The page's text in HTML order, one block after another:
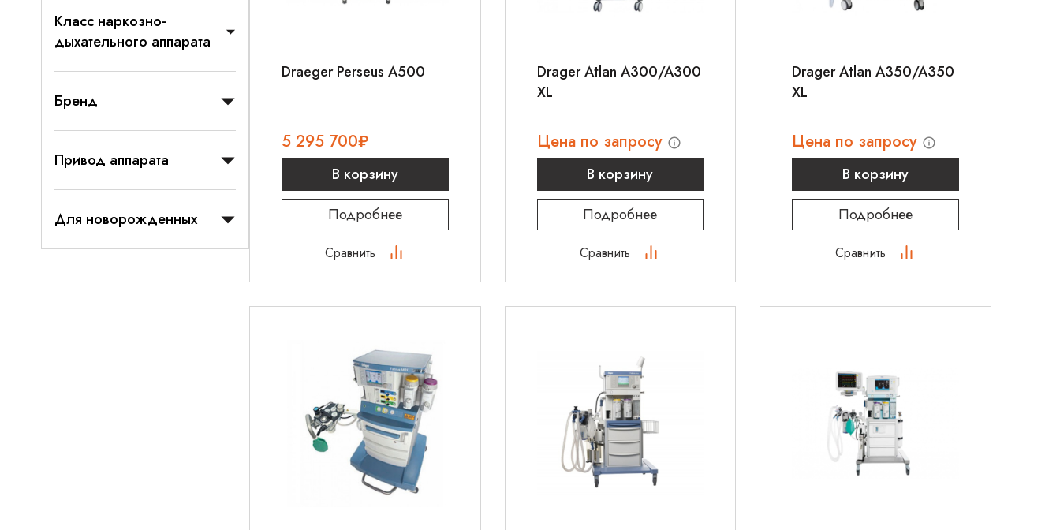
Класс наркозно-
дыхательного аппарата
Бренд
Привод аппарата
Для новорожденных
Draeger Perseus A500
5 295 700₽
В корзину
Подробнее
Сравнить
Drager Atlan A300/A300
XL
Цена по запросу
В корзину
Подробнее
Сравнить
Drager Atlan A350/A350
XL
Цена по запросу
В корзину
Подробнее
Сравнить